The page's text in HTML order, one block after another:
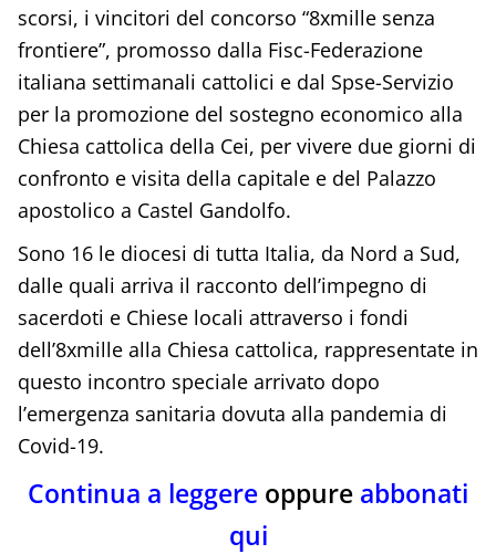
scorsi, i vincitori del concorso “8xmille senza
frontiere”, promosso dalla Fisc-Federazione
italiana settimanali cattolici e dal Spse-Servizio
per la promozione del sostegno economico alla
Chiesa cattolica della Cei, per vivere due giorni di
confronto e visita della capitale e del Palazzo
apostolico a Castel Gandolfo.
Sono 16 le diocesi di tutta Italia, da Nord a Sud,
dalle quali arriva il racconto dell’impegno di
sacerdoti e Chiese locali attraverso i fondi
dell’8xmille alla Chiesa cattolica, rappresentate in
questo incontro speciale arrivato dopo
l’emergenza sanitaria dovuta alla pandemia di
Covid-19.
Continua a leggere oppure abbonati
qui